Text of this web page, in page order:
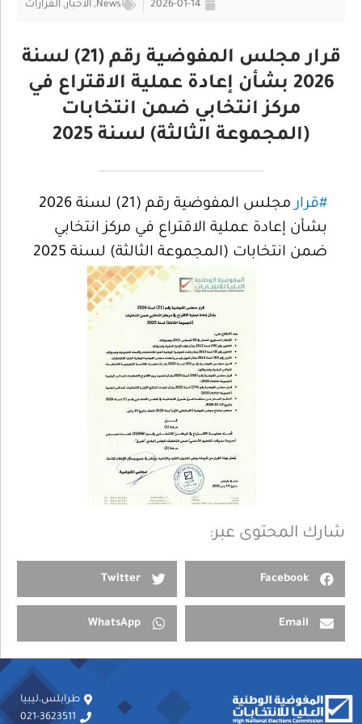
2026-01-14
News
, الأخبار, القرارات
قرار مجلس المفوضية رقم (21) لسنة
2026 بشأن إعادة عملية الاقتراع في
مركز انتخابي ضمن انتخابات
(المجموعة الثالثة) لسنة 2025
#قرار
مجلس المفوضية رقم (21) لسنة 2026
بشأن إعادة عملية الاقتراع في مركز انتخابي
ضمن انتخابات (المجموعة الثالثة) لسنة 2025
شارك المحتوى عبر:
Facebook
Twitter
Email
WhatsApp
طرابلس،ليبيا
021-3623511